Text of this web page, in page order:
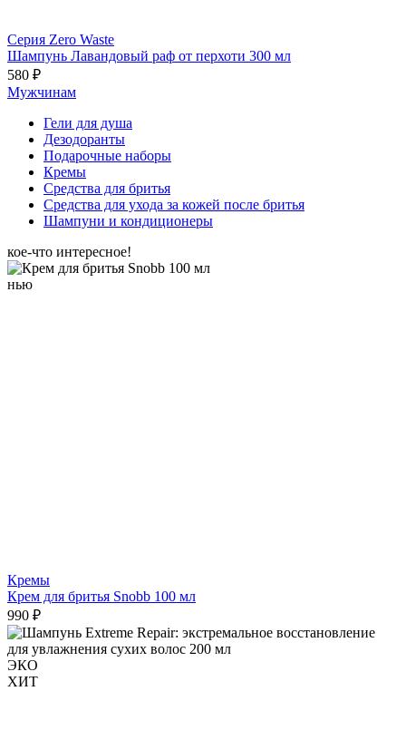
Серия Zero Waste
Шампунь Лавандовый раф от перхоти 300 мл
580 ₽
Мужчинам
Гели для душа
Дезодоранты
Подарочные наборы
Кремы
Средства для бритья
Средства для ухода за кожей после бритья
Шампуни и кондиционеры
кое-что интересное!
нью
Кремы
Крем для бритья Snobb 100 мл
990 ₽
ЭКО
ХИТ